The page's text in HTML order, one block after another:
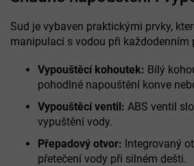
Sud je vybaven praktickými prvky,
manipulaci s vodou při každodenním
Vypouštěcí kohoutek: Bílý
pohodlné napouštění konve
Vypouštěcí ventil: ABS ventil
vypuštění vody.
Přepadový otvor: Integrovaný
přetečení vody při silném dešti.